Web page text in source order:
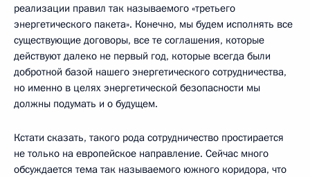
реализации правил так называемого «третьего
энергетического пакета». Конечно, мы будем исполнять все
существующие договоры, все те соглашения, которые
действуют далеко не первый год, которые всегда были
добротной базой нашего энергетического сотрудничества,
но именно в целях энергетической безопасности мы
должны подумать и о будущем.
Кстати сказать, такого рода сотрудничество простирается
не только на европейское направление. Сейчас много
обсуждается тема так называемого южного коридора, что